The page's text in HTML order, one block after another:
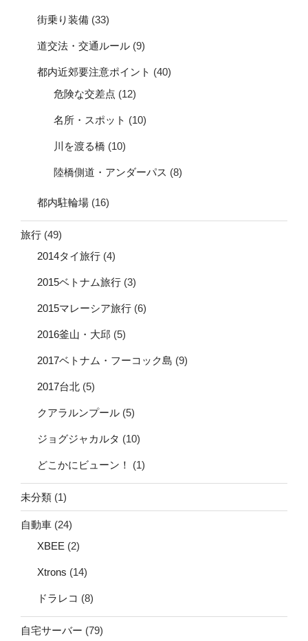
街乗り装備 (33)
道交法・交通ルール (9)
都内近郊要注意ポイント (40)
危険な交差点 (12)
名所・スポット (10)
川を渡る橋 (10)
陸橋側道・アンダーパス (8)
都内駐輪場 (16)
旅行 (49)
2014タイ旅行 (4)
2015ベトナム旅行 (3)
2015マレーシア旅行 (6)
2016釜山・大邱 (5)
2017ベトナム・フーコック島 (9)
2017台北 (5)
クアラルンプール (5)
ジョグジャカルタ (10)
どこかにビューン！ (1)
未分類 (1)
自動車 (24)
XBEE (2)
Xtrons (14)
ドラレコ (8)
自宅サーバー (79)